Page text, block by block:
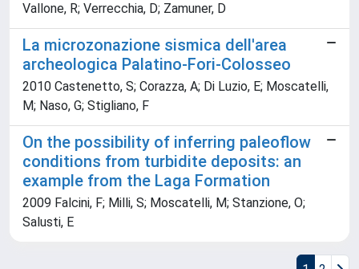
Vallone, R; Verrecchia, D; Zamuner, D
La microzonazione sismica dell'area
archeologica Palatino-Fori-Colosseo
2010 Castenetto, S; Corazza, A; Di Luzio, E; Moscatelli,
M; Naso, G; Stigliano, F
On the possibility of inferring paleoflow
conditions from turbidite deposits: an
example from the Laga Formation
2009 Falcini, F; Milli, S; Moscatelli, M; Stanzione, O;
Salusti, E